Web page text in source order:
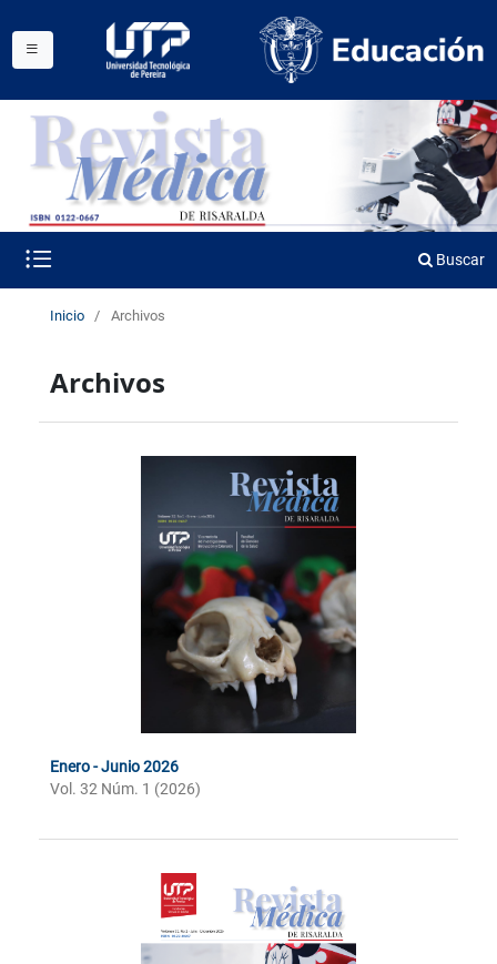
Buscar
Inicio / Archivos
Archivos
Enero - Junio 2026
Vol. 32 Núm. 1 (2026)